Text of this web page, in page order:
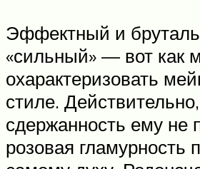
Эффектный и
«сильный» — вот как
охарактеризовать
стиле.
сдержанность ему не
розовая гламурность